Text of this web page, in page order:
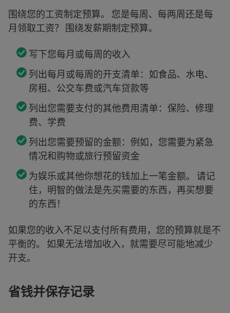
围绕您的工资制定预算。 您是每周、每两周还是每
月领取工资？ 围绕发薪期制定预算。
写下您每月或每周的收入
列出每月或每周的开支清单：如食品、水电、
房租、公交车费或汽车贷款等
列出您需要支付的其他费用清单：保险、修理
费、学费
列出您需要预留的金额：例如，您需要为紧急
情况和购物或旅行预留资金
为娱乐或其他你想花的钱加上一笔金额。 请记
住，明智的做法是先买需要的东西，再买想要
的东西！
如果您的收入不足以支付所有费用，您的预算就是不
平衡的。 如果无法增加收入，就需要尽可能地减少
开支。
省钱并保存记录